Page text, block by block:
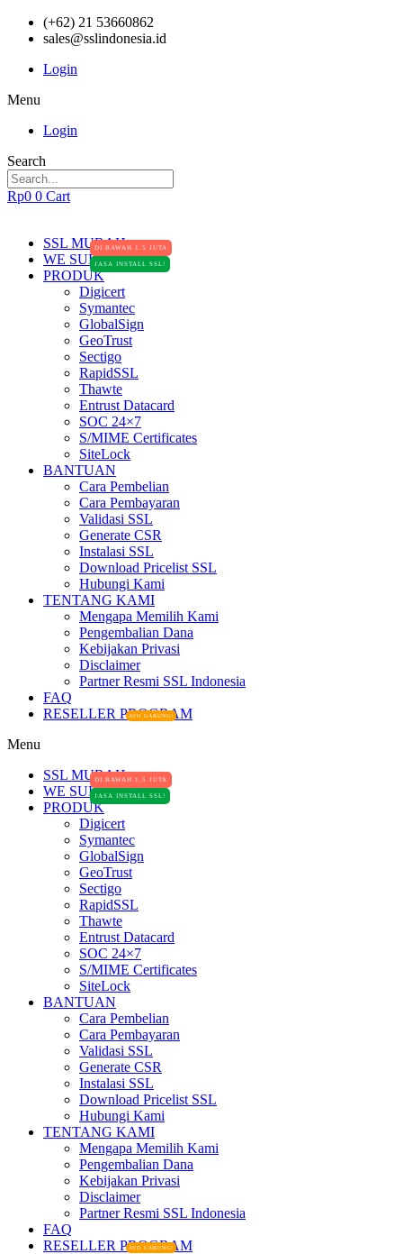
(+62) 21 53660862
sales@sslindonesia.id
Login
Menu
Login
Search
Rp0 0 Cart
DI BAWAH 1.5 JUTA
SSL MURAH
JASA INSTALL SSL!
WE SUPPORT
PRODUK
Digicert
Symantec
GlobalSign
GeoTrust
Sectigo
RapidSSL
Thawte
Entrust Datacard
SOC 24×7
S/MIME Certificates
SiteLock
BANTUAN
Cara Pembelian
Cara Pembayaran
Validasi SSL
Generate CSR
Instalasi SSL
Download Pricelist SSL
Hubungi Kami
TENTANG KAMI
Mengapa Memilih Kami
Pengembalian Dana
Kebijakan Privasi
Disclaimer
Partner Resmi SSL Indonesia
FAQ
AYO GABUNG!
RESELLER PROGRAM
Menu
DI BAWAH 1.5 JUTA
SSL MURAH
JASA INSTALL SSL!
WE SUPPORT
PRODUK
Digicert
Symantec
GlobalSign
GeoTrust
Sectigo
RapidSSL
Thawte
Entrust Datacard
SOC 24×7
S/MIME Certificates
SiteLock
BANTUAN
Cara Pembelian
Cara Pembayaran
Validasi SSL
Generate CSR
Instalasi SSL
Download Pricelist SSL
Hubungi Kami
TENTANG KAMI
Mengapa Memilih Kami
Pengembalian Dana
Kebijakan Privasi
Disclaimer
Partner Resmi SSL Indonesia
FAQ
AYO GABUNG!
RESELLER PROGRAM